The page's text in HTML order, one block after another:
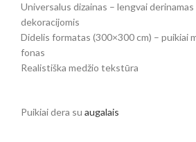
Universalus dizainas – lengvai
dekoracijomis
Didelis formatas (300×300 cm) – puikiai
fonas
Realistiška medžio tekstūra
Puikiai dera su augalais